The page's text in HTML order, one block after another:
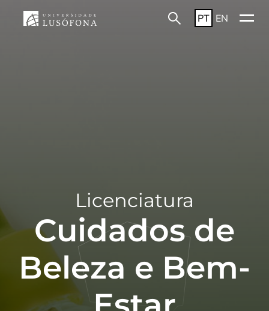
PT EN
Licenciatura
Cuidados de
Beleza e Bem-